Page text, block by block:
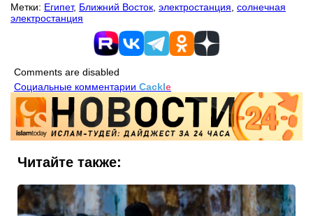
Метки: Египет, Ближний Восток электростанция солнечная
электростанция
Comments are disabled
Социальные комментарии Cackle
Читайте также: